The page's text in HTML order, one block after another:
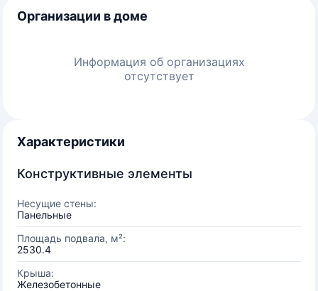
Организации в доме
Информация об организациях
отсутствует
Характеристики
Конструктивные элементы
Несущие стены:
Панельные
Площадь подвала, м²:
2530.4
Крыша:
Железобетонные